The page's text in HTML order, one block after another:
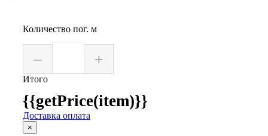
Количество пог. м
– +
Итого
{{getPrice(item)}}
Доставка оплата
×